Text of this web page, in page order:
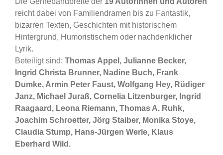
reicht dabei von Familiendramen bis zu Fantastik,
bizarren Texten, Geschichten mit historischem
Hintergrund, Humoristischem oder nachdenklicher
Lyrik.
Beteiligt sind: Thomas Appel, Julianne Becker,
Ingrid Christa Brunner, Nadine Buch, Frank
Dumke, Armin Peter Faust, Wolfgang Hey, Rüdiger
Janz, Michael Juraß, Cornelia Litzenburger, Ingrid
Raagaard, Leona Riemann, Thomas A. Ruhk,
Joachim Schroetter, Jörg Staiber, Monika Stoye,
Claudia Stump, Hans-Jürgen Werle, Klaus
Eberhard Wild.